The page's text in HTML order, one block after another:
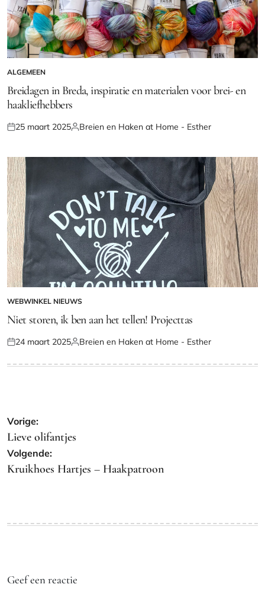
GEPLAATST
IN
ALGEMEEN
Breidagen in Breda, inspiratie en materialen voor brei- en
haakliefhebbers
Geplaatst
25 maart 2025Geplaatst
Breien en Haken at Home - Esther
GEPLAATST
IN
WEBWINKEL NIEUWS
Niet storen, ik ben aan het tellen! Projecttas
Geplaatst
24 maart 2025Geplaatst
Breien en Haken at Home - Esther
Bericht
navigatie
Vorige:
Lieve olifantjes
Volgende:
Kruikhoes Hartjes – Haakpatroon
Geef een reactie